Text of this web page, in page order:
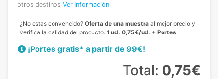
otros destinos Ver Información
¿No estas convencido? Oferta de una muestra al mejor precio y
verifica la calidad del producto. 1 ud. 0,75€/ud. + Portes
¡Portes gratis* a partir de 99€!
Total: 0,75€